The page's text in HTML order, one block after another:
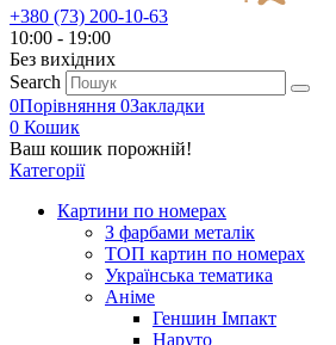
+380 (73) 200-10-63
10:00 - 19:00
Без вихiдних
Search
0Порівняння 0Закладки
0 Кошик
Ваш кошик порожній!
Категорії
Картини по номерах
З фарбами металік
ТОП картин по номерах
Українська тематика
Аніме
Геншин Імпакт
Наруто